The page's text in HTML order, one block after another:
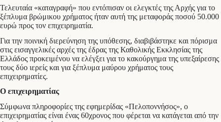
Τελευταία «καταγραφή» που εντόπισαν οι ελεγκτές της Αρχής για το
ξέπλυμα βρώμικου χρήματος ήταν αυτή της μεταφοράς ποσού 50.000
ευρώ προς τον επιχειρηματία.
Για την ποινική διερεύνηση της υπόθεσης, διαβιβάστηκε και πόρισμα
στις εισαγγελικές αρχές της έδρας της Καθολικής Εκκλησίας της
Ελλάδος προκειμένου να ελέγξει για το κακούργημα της υπεξαίρεσης
τους δύο ιερείς και για ξέπλυμα μαύρου χρήματος τους
επιχειρηματίες.
Ο επιχειρηματίας
Σύμφωνα πληροφορίες της εφημερίδας «Πελοποννήσος», ο
επιχειρηματίας είναι ένας 60χρονος που φέρεται να κατάγεται από την